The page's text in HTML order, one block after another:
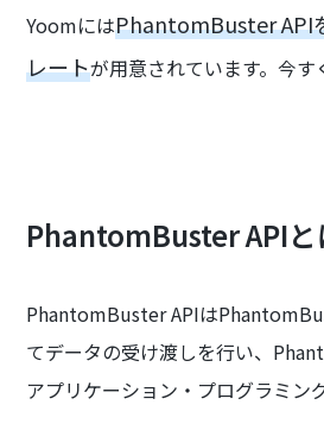
YoomにはPhantomBuster API
レートが用意されています。今す
PhantomBuster APIと
PhantomBuster APIは
てデータの受け渡しを行い、
アプリケーション・プログラミ